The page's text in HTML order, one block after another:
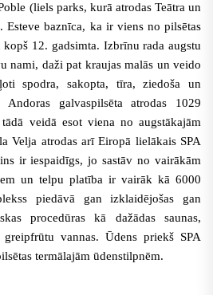
(liels parks, kurā atrodas Teātra un
Esteve baznīca, ka ir viens no pilsētas
12. gadsimta. Izbrīnu rada augstu
nami, daži pat kraujas malās un veido
spodra, sakopta, tīra, ziedoša un
Andoras galvaspilsēta atrodas 1029
veidā esot viena no augstākajām
Velja atrodas arī Eiropā lielākais SPA
ir iespaidīgs, jo sastāv no vairākām
un telpu platība ir vairāk kā 6000
piedāvā gan izklaidējošas gan
procedūras kā dažādas saunas,
vannas. Ūdens priekš SPA
termālajām ūdenstilpnēm.